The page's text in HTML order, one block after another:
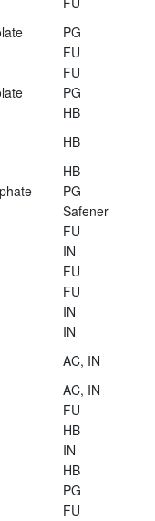
PG
FU
FU
PG
HB
HB
HB
PG
Safener
FU
IN
FU
FU
IN
IN
AC, IN
AC, IN
FU
HB
IN
HB
PG
FU